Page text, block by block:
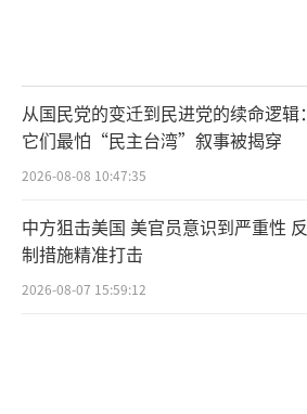
从国民党的变迁到民进党的续命逻辑：
它们最怕“民主台湾”叙事被揭穿
2026-08-08 10:47:35
中方狙击美国 美官员意识到严重性 反
制措施精准打击
2026-08-07 15:59:12